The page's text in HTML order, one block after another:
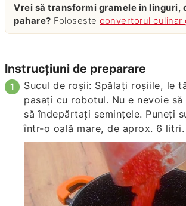
Vrei să transformi gramele în linguri, căni sau
pahare? Foloseșteconvertorul culinar
Instrucțiuni de preparare
Sucul de roșii: Spălați roșiile, le
pasați cu robotul. Nu e nevoie
să îndepărtați semințele. Puneți
într-o oală mare, de aprox. 6 litri.